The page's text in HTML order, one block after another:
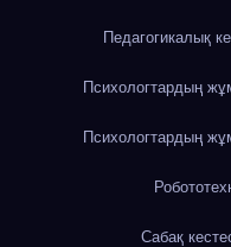
Педагогикалық
Психологтардың
Психологтардың
Сабақ